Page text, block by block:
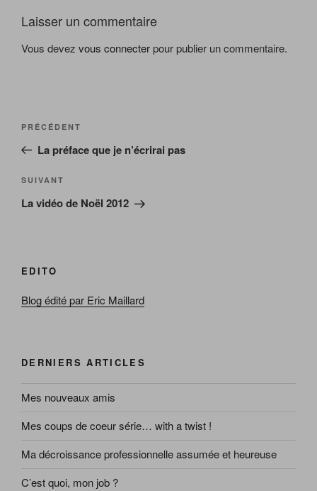
Laisser un commentaire
Vous devez vous connecterpour publier un commentaire.
Navigation
l’article
Article
précédent
PRÉCÉDENT
La préface que je n’écrirai pas
Article
suivant
SUIVANT
La vidéo de Noël 2012
EDITO
Blog édité par Eric Maillard
DERNIERS ARTICLES
Mes nouveaux amis
Mes coups de coeur série… with a twist !
Ma décroissance professionnelle assumée et heureuse
C’est quoi, mon job ?